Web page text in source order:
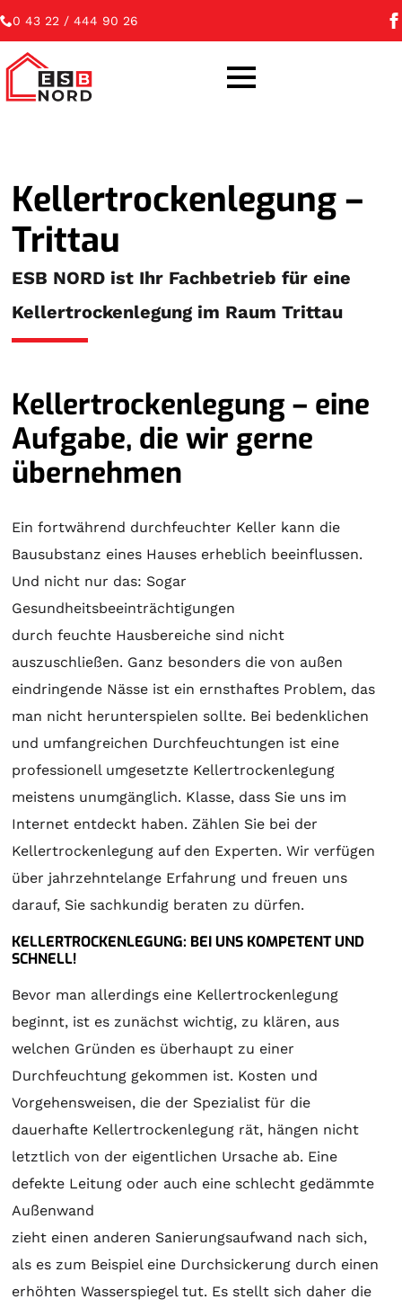
0 43 22 / 444 90 26
Kellertrockenlegung –
Trittau
ESB NORD ist Ihr Fachbetrieb für eine
Kellertrockenlegung im Raum Trittau
Kellertrockenlegung – eine
Aufgabe, die wir gerne
übernehmen
Ein fortwährend durchfeuchter Keller kann die
Bausubstanz eines Hauses erheblich beeinflussen.
Und nicht nur das: Sogar
Gesundheitsbeeinträchtigungen
durch feuchte Hausbereiche sind nicht
auszuschließen. Ganz besonders die von außen
eindringende Nässe ist ein ernsthaftes Problem, das
man nicht herunterspielen sollte. Bei bedenklichen
und umfangreichen Durchfeuchtungen ist eine
professionell umgesetzte Kellertrockenlegung
meistens unumgänglich. Klasse, dass Sie uns im
Internet entdeckt haben. Zählen Sie bei der
Kellertrockenlegung auf den Experten. Wir verfügen
über jahrzehntelange Erfahrung und freuen uns
darauf, Sie sachkundig beraten zu dürfen.
KELLERTROCKENLEGUNG: BEI UNS KOMPETENT UND
SCHNELL!
Bevor man allerdings eine Kellertrockenlegung
beginnt, ist es zunächst wichtig, zu klären, aus
welchen Gründen es überhaupt zu einer
Durchfeuchtung gekommen ist. Kosten und
Vorgehensweisen, die der Spezialist für die
dauerhafte Kellertrockenlegung rät, hängen nicht
letztlich von der eigentlichen Ursache ab. Eine
defekte Leitung oder auch eine schlecht gedämmte
Außenwand
zieht einen anderen Sanierungsaufwand nach sich,
als es zum Beispiel eine Durchsickerung durch einen
erhöhten Wasserspiegel tut. Es stellt sich daher die